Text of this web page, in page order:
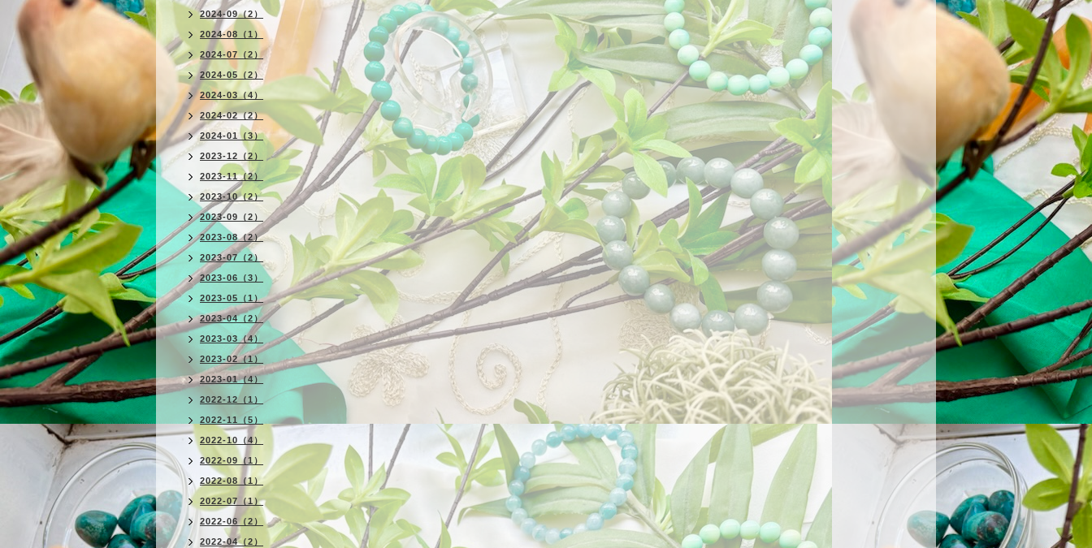
2024-09（2）
2024-08（1）
2024-07（2）
2024-05（2）
2024-03（4）
2024-02（2）
2024-01（3）
2023-12（2）
2023-11（2）
2023-10（2）
2023-09（2）
2023-08（2）
2023-07（2）
2023-06（3）
2023-05（1）
2023-04（2）
2023-03（4）
2023-02（1）
2023-01（4）
2022-12（1）
2022-11（5）
2022-10（4）
2022-09（1）
2022-08（1）
2022-07（1）
2022-06（2）
2022-04（2）